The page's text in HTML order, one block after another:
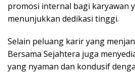
promosi internal bagi karyawan
menunjukkan dedikasi tinggi.
Selain peluang karir yang
Bersama Sejahtera juga
yang nyaman dan kondusif